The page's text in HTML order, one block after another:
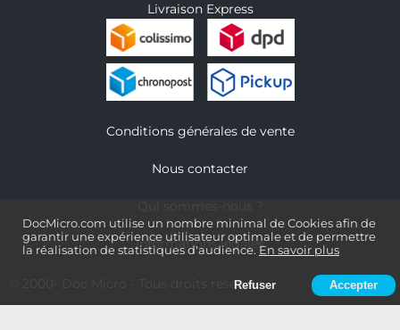
DocMicro.com utilise un nombre minimal de Cookies afin de
garantir une expérience utilisateur optimale et de permettre
la réalisation de statistiques d'audience. En savoir plus
Refuser Accepter
Livraison Express
Conditions générales de vente
Nous contacter
Informations légales
- Tous droits réservés